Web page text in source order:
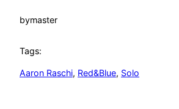
bymaster
Tags:
Aaron Raschi, Red&Blue, Solo